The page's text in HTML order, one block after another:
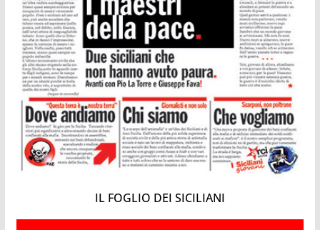
IL FOGLIO DEI SICILIANI